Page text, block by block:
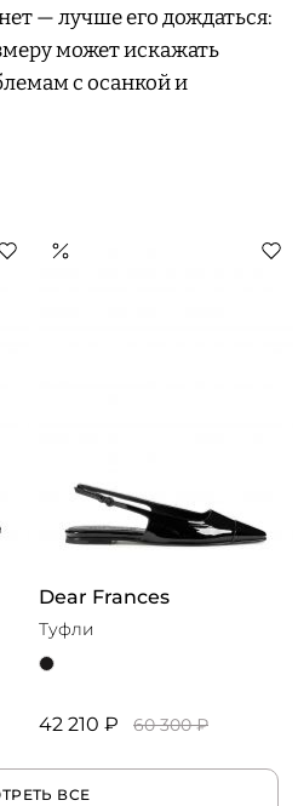
— лучше его дождаться:
может искажать
с осанкой и
Dear Frances
Туфли
42 210 ₽ 60 300 ₽
ВСЕ